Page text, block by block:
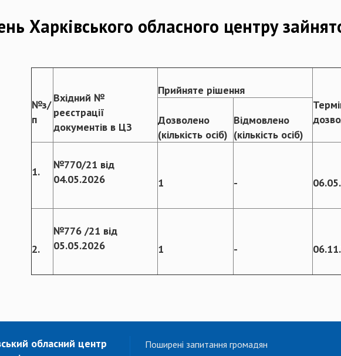
Харківського обласного центру
№з/
п
Вхідний №
реєстрації
документів в ЦЗ
Прийняте рішення
Дозволено
(кількість осіб)
Відмовлено
(кількість осіб)
1.
№770/21 від
04.05.2026
1 -
2.
№776 /21 від
05.05.2026
1 -
обласний центр
Поширені запитання громадян